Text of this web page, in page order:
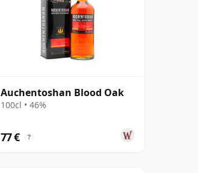
Auchentoshan Blood Oak
100cl • 46%
77 € ?